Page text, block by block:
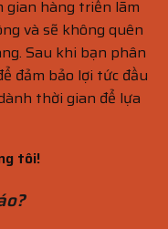
gian hàng triển lãm
và sẽ không quên
Sau khi bạn phân
đảm bảo lợi tức đầu
thời gian để lựa
tôi!